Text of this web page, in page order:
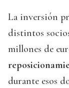
La inversión
distintos
millones de
durante esos